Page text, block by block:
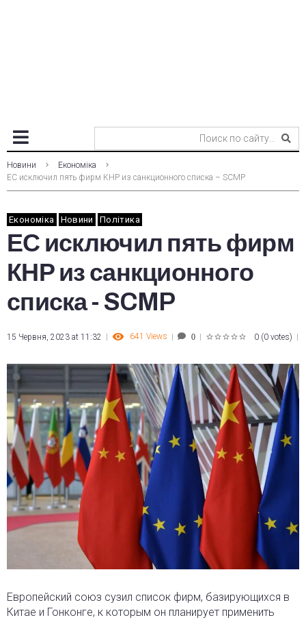
Новини
Економіка
ЕС исключил пять фирм КНР из санкционного списка – SCMP
Економіка Новини Політика
ЕС исключил пять фирм
КНР из санкционного
списка - SCMP
15 Червня, 2023 at 11:32 641 Views 0 0 (0 votes)
Европейский союз сузил список фирм, базирующихся в
Китае и Гонконге, к которым он планирует применить